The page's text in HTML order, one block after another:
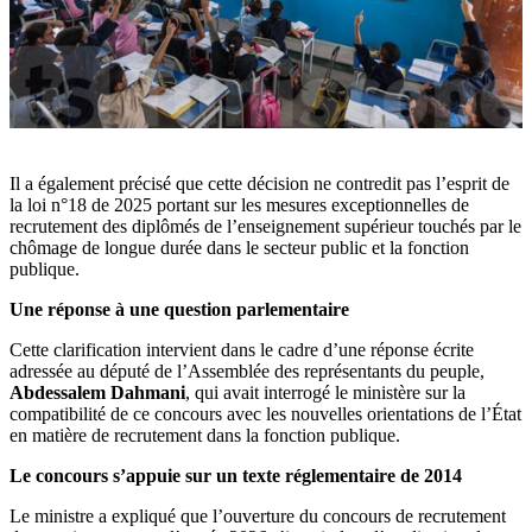
Il a également précisé que cette décision ne contredit pas l’esprit de
la loi n°18 de 2025 portant sur les mesures exceptionnelles de
recrutement des diplômés de l’enseignement supérieur touchés par le
chômage de longue durée dans le secteur public et la fonction
publique.
Une réponse à une question parlementaire
Cette clarification intervient dans le cadre d’une réponse écrite
adressée au député de l’Assemblée des représentants du peuple,
Abdessalem Dahmani, qui avait interrogé le ministère sur la
compatibilité de ce concours avec les nouvelles orientations de l’État
en matière de recrutement dans la fonction publique.
Le concours s’appuie sur un texte réglementaire de 2014
Le ministre a expliqué que l’ouverture du concours de recrutement